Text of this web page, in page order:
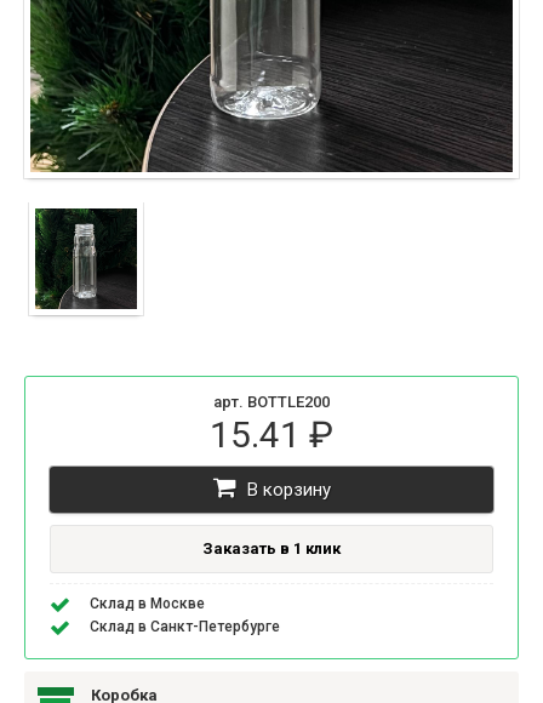
арт. BOTTLE200
15.41 ₽
В корзину
Заказать в 1 клик
Склад в Москве
Склад в Санкт-Петербурге
Коробка